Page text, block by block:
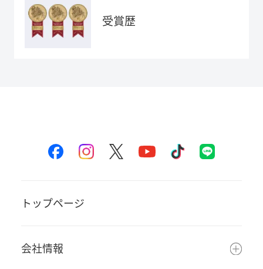
受賞歴
トップページ
会社情報